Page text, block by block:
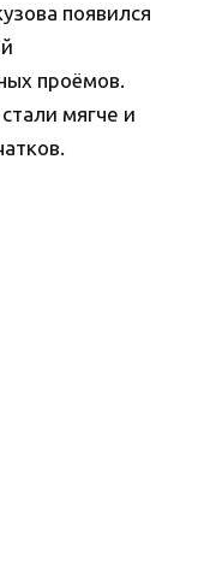
появился
проёмов.
мягче и